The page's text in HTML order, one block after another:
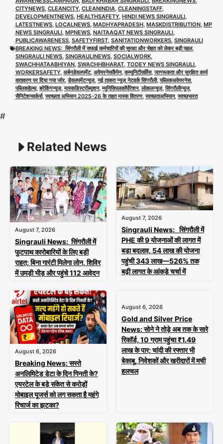
CITYNEWS, CLEANCITY, CLEANINDIA, CLEANINGSTAFF,
DEVELOPMENTNEWS, HEALTHSAFETY, HINDI NEWS SINGRAULI,
LATESTNEWS, LOCALNEWS, MADHYAPRADESH, MASKDISTRIBUTION, MP
NEWS SINGRAULI, MPNEWS, NAITAAQAT NEWS SINGRAULI,
PUBLICAWARENESS, SAFETYFIRST, SANITATIONWORKERS, SINGRAULI
BREAKING NEWS: सिंगरौली में सफाई कर्मचारियों की सुरक्षा और सेहत को लेकर बड़ी पहल,
SINGRAULI NEWS, SINGRAULINEWS, SOCIALWORK,
SWACHHATAABHIYAN, SWACHHBHARAT, TODEY NEWS SINGRAULI,
WORKERSAFETY, अर्बनडेवलपमेंट, अवेयरनेसकैंपेन,कम्युनिटीसर्विस,जागरूकता और सुरक्षित कार्य
वातावरण पर दिया गया जोर,डेवलपमेंटन्यूज़,नई ताकत न्यूज़ नेटवर्क सिंगरौली,पब्लिकअवेयरनेस,
पब्लिकहेल्थ,ब्रेकिंगन्यूज़,मास्कडिस्ट्रीब्यूशन,म्युनिसिपलकॉर्पोरेशन,लोकलन्यूज़,सिंगरौलीन्यूज,
सैनिटेशनवर्कर्स,स्वच्छता अभियान 2025-26 के तहत मास्क वितरण,स्वच्छताअभियान,स्वच्छभारत
#
Related News
August 7, 2026
Singrauli News: सिंगरौली में
फुटपाथ कारोबारियों के लिए बड़ी
राहत; बिना गारंटी मिलेगा लोन, शिविर
में उमड़ी भीड़ और पहुंचे 112 आवेदन
August 7, 2026
Singrauli News: सिंगरौली में
PHE की 9 योजनाओं की लागत में
बड़ा बदलाव, 54 लाख की योजना
पहुंची 343 लाख—526% तक
बढ़ी लागत के आंकड़े चर्चा में
August 6, 2026
Breaking News: सस्ते
अनलिमिटेड डेटा के दिन गिनती के?
एयरटेल के बड़े संकेत से करोड़ों
मोबाइल यूजर्स को लग सकता है महंगे
रिचार्ज का झटका?
August 6, 2026
Gold and Silver Price
News: सोने ने तोड़े अब तक के सारे
रिकॉर्ड, 10 ग्राम पहुंचा ₹1.49
लाख के पार; चांदी की रफ्तार भी
बेकाबू, निवेशकों और खरीदारों में मची
हलचल